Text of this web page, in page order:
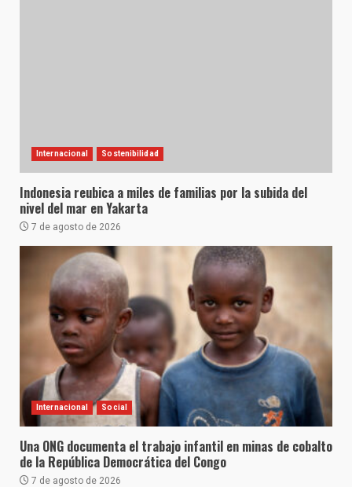
Internacional Sostenibilidad
Indonesia reubica a miles de familias por la subida del
nivel del mar en Yakarta
7 de agosto de 2026
Internacional Social
Una ONG documenta el trabajo infantil en minas de cobalto
de la República Democrática del Congo
7 de agosto de 2026